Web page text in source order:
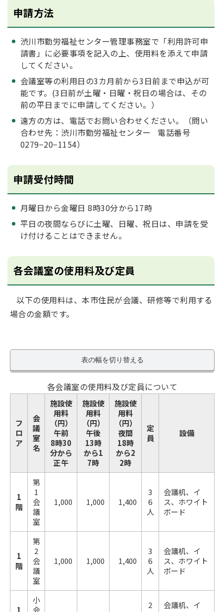
申請方法
渋川市勤労福祉センター管理事務室で「利用許可申
請書」に必要事項を記入の上、使用料を添えて申請
してください。
会議室等の利用日の3カ月前から3日前まで申込が可
能です。(3日前が土曜・日曜・祝日の場合は、その
前の平日までに申請してください。）
遠方の方は、電話でお問い合わせください。（問い
合わせ先：渋川市勤労福祉センター 電話番号
0279−20−1154）
申請受付時間
月曜日から金曜日 8時30分から17時
平日の夜間ならびに土曜、日曜、祝日は、申請を受
け付けることはできません。
各会議室の使用料及び定員
以下の使用料は、本市住民が会議、研修等で利用する
場合の金額です。
表の幅を切り替える
各会議室の使用料及び定員について
フ
ロ
ア
会
議
室
名
施設使
用料
（円）
午前
8時30
分から
正午
施設使
用料
（円）
午後
13時
から1
7時
施設使
用料
（円）
夜間
18時
から2
2時
定
員
設備
1
階
第
1
会
議
室
1,000 1,000 1,400
3
6
人
会議机、イ
ス、ホワイト
ボード
1
階
第
2
会
議
室
1,000 1,000 1,400
3
6
人
会議机、イ
ス、ホワイト
ボード
小
2
会議机、イ